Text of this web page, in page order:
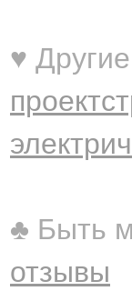
♥
♣ Быть
отзывы